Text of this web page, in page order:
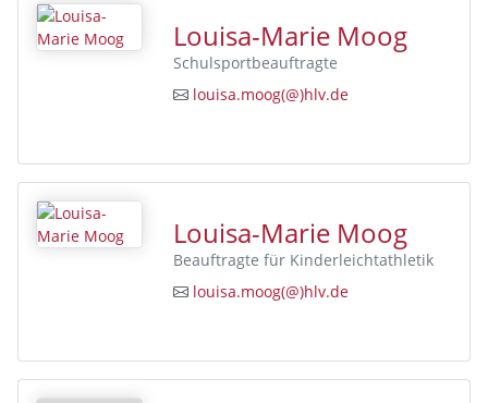
Louisa-Marie Moog
Schulsportbeauftragte
louisa.moog(@)hlv.de
Louisa-Marie Moog
Beauftragte für Kinderleichtathletik
louisa.moog(@)hlv.de